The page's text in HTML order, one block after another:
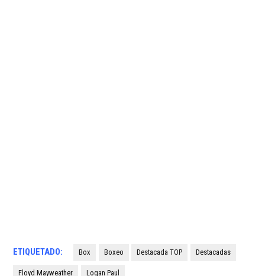
ETIQUETADO: Box Boxeo Destacada TOP Destacadas
Floyd Mayweather Logan Paul